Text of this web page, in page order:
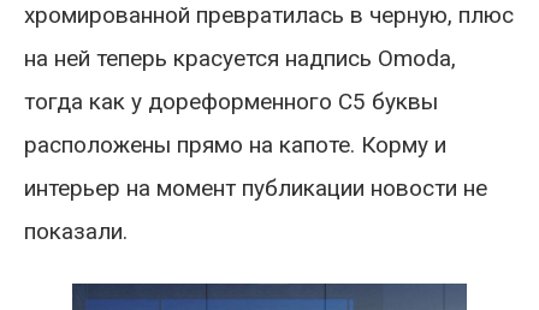
хромированной превратилась в черную, плюс
на ней теперь красуется надпись Omoda,
тогда как у дореформенного C5 буквы
расположены прямо на капоте. Корму и
интерьер на момент публикации новости не
показали.